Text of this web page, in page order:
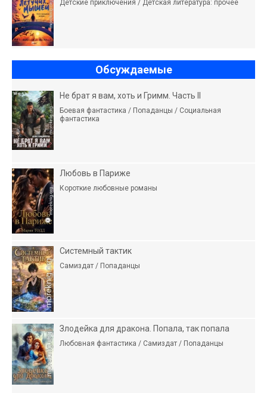
Детские приключения / Детская литература: прочее
Обсуждаемые
Не брат я вам, хоть и Гримм. Часть II
Боевая фантастика / Попаданцы / Социальная
фантастика
Любовь в Париже
Короткие любовные романы
Системный тактик
Самиздат / Попаданцы
Злодейка для дракона. Попала, так попала
Любовная фантастика / Самиздат / Попаданцы